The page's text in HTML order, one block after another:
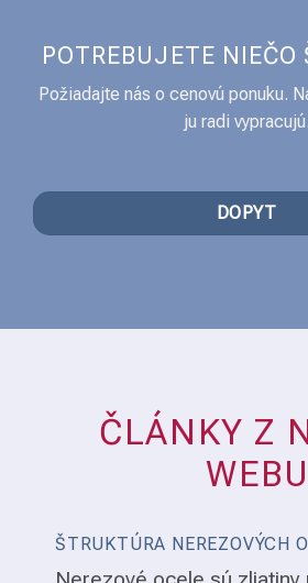
POTREBUJETE NIEČO
Požiadajte nás o cenovú ponuku.
ju radi vypracujú.
DOPYT
ČLÁNKY Z
WEBU
ŠTRUKTÚRA NEREZOVÝCH